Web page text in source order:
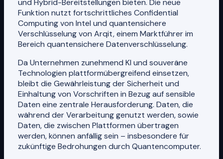
und Hybrid-Bereitstellungen bieten. Die neue
Funktion nutzt fortschrittliches Confidential
Computing von Intel und quantensichere
Verschlüsselung von Arqit, einem Marktführer im
Bereich quantensichere Datenverschlüsselung.
Da Unternehmen zunehmend KI und souveräne
Technologien plattformübergreifend einsetzen,
bleibt die Gewährleistung der Sicherheit und
Einhaltung von Vorschriften in Bezug auf sensible
Daten eine zentrale Herausforderung. Daten, die
während der Verarbeitung genutzt werden, sowie
Daten, die zwischen Plattformen übertragen
werden, können anfällig sein – insbesondere für
zukünftige Bedrohungen durch Quantencomputer.